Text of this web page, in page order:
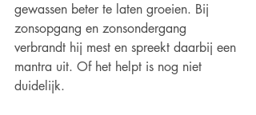
gewassen beter te laten groeien. Bij
zonsopgang en zonsondergang
verbrandt hij mest en spreekt daarbij een
mantra uit. Of het helpt is nog niet
duidelijk.